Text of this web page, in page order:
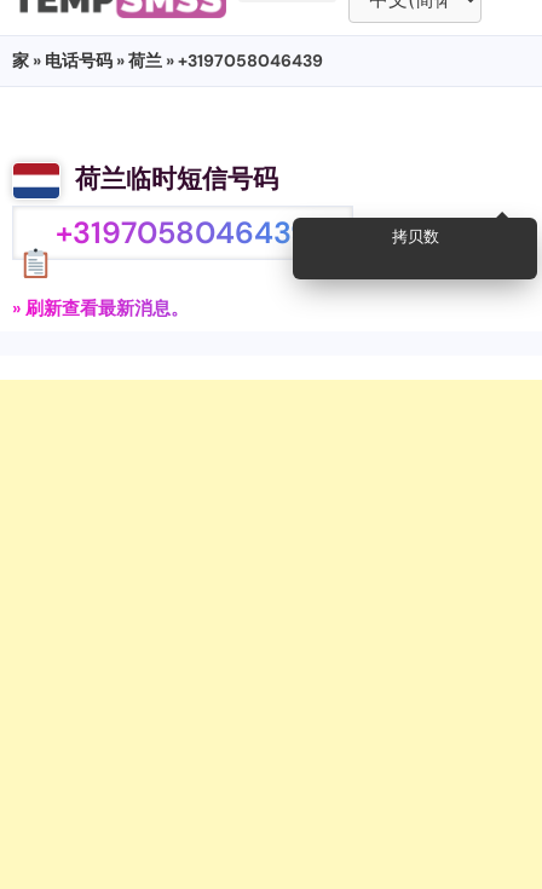
家 » 电话号码 »荷兰 » +3197058046439
荷兰临时短信号码
+3197058046439 拷贝数
» 刷新查看最新消息。